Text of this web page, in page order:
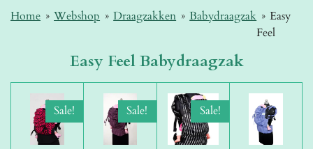
Home » Webshop » Draagzakken » Babydraagzak » Easy
Feel
Easy Feel Babydraagzak
Sale! Sale! Sale!